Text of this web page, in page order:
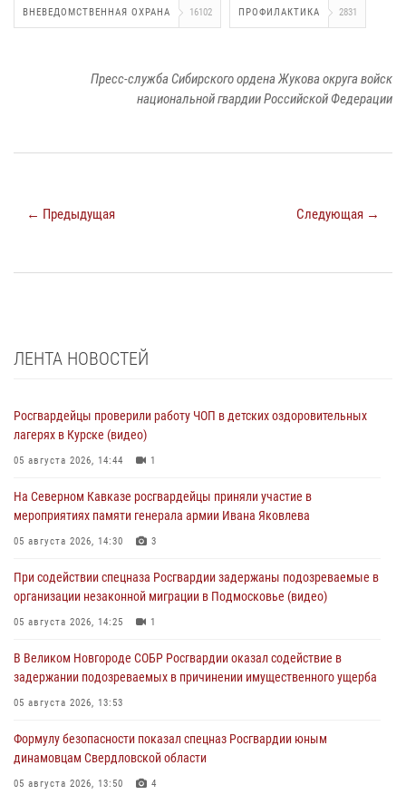
ВНЕВЕДОМСТВЕННАЯ ОХРАНА 16102 ПРОФИЛАКТИКА 2831
Пресс-служба Сибирского ордена Жукова округа войск
национальной гвардии Российской Федерации
← Предыдущая Следующая →
ЛЕНТА НОВОСТЕЙ
Росгвардейцы проверили работу ЧОП в детских оздоровительных
лагерях в Курске (видео)
05 августа 2026, 14:44 1
На Северном Кавказе росгвардейцы приняли участие в
мероприятиях памяти генерала армии Ивана Яковлева
05 августа 2026, 14:30 3
При содействии спецназа Росгвардии задержаны подозреваемые в
организации незаконной миграции в Подмосковье (видео)
05 августа 2026, 14:25 1
В Великом Новгороде СОБР Росгвардии оказал содействие в
задержании подозреваемых в причинении имущественного ущерба
05 августа 2026, 13:53
Формулу безопасности показал спецназ Росгвардии юным
динамовцам Свердловской области
05 августа 2026, 13:50 4